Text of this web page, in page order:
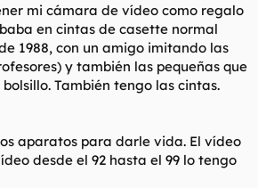
mi cámara de vídeo como regalo
en cintas de casette normal
1988, con un amigo imitando las
y también las pequeñas que
También tengo las cintas.
aparatos para darle vida. El vídeo
desde el 92 hasta el 99 lo tengo